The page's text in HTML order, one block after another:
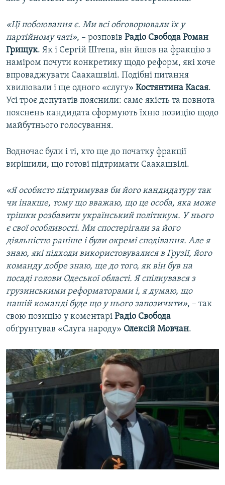
«Ці побоювання є. Ми всі обговорювали їх у
партійному чаті», – розповів Радіо Свобода Роман
Грищук. Як і Сергій Штепа, він йшов на фракцію з
наміром почути конкретику щодо реформ, які хоче
впроваджувати Саакашвілі. Подібні питання
хвилювали і ще одного «слугу» Костянтина Касая.
Усі троє депутатів пояснили: саме якість та повнота
пояснень кандидата сформують їхню позицію щодо
майбутнього голосування.
Водночас були і ті, хто ще до початку фракції
вирішили, що готові підтримати Саакашвілі.
«Я особисто підтримував би його кандидатуру так
чи інакше, тому що вважаю, що це особа, яка може
трішки розбавити український політикум. У нього
є свої особливості. Ми спостерігали за його
діяльністю раніше і були окремі сподівання. Але я
знаю, які підходи використовувалися в Грузії, його
команду добре знаю, ще до того, як він був на
посаді голови Одеської області. Я спілкувався з
грузинськими реформаторами і, я думаю, що
нашій команді буде що у нього запозичити», – так
свою позицію у коментарі Радіо Свобода
обґрунтував «Слуга народу» Олексій Мовчан.